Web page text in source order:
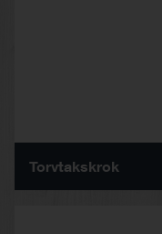
Torvtakskrok